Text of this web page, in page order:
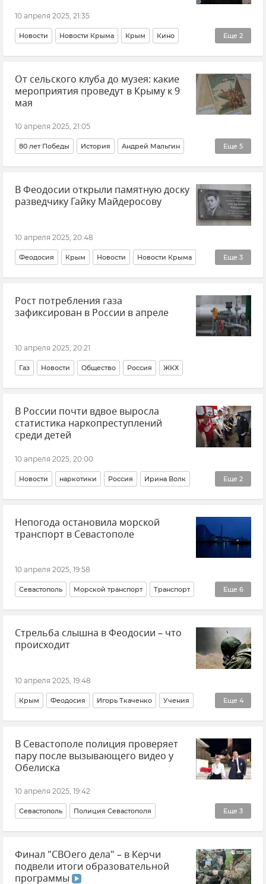
10 апреля 2025, 21:35
Еще 2
Новости Новости Крыма Крым Кино
Мнения Сергей Бурунов
От сельского клуба до музея: какие
мероприятия проведут в Крыму к 9
мая
10 апреля 2025, 21:05
Еще 5
80 лет Победы История Андрей Мальгин
Крым Крым в Великой Отечественной войне
Великая Отечественная война Новости Крыма
В Феодосии открыли памятную доску
разведчику Гайку Майдеросову
10 апреля 2025, 20:48
Еще 3
Феодосия Крым Новости Новости Крыма
История Великая Отечественная война
Крым в Великой Отечественной войне
Рост потребления газа
зафиксирован в России в апреле
10 апреля 2025, 20:21
Газ Новости Общество Россия ЖКХ
В России почти вдвое выросла
статистика наркопреступлений
среди детей
10 апреля 2025, 20:00
Еще 2
Новости наркотики Россия Ирина Волк
Общество
Непогода остановила морской
транспорт в Севастополе
10 апреля 2025, 19:58
Еще 6
Севастополь Морской транспорт Транспорт
Общественный транспорт Погода в Крыму
Крымская погода Новости Севастополя
Стрельба слышна в Феодосии – что
происходит
10 апреля 2025, 19:48
Еще 4
Крым Феодосия Игорь Ткаченко Учения
Армия и флот Стрельба
Безопасность Республики Крым и Севастополя
Новости Крыма
В Севастополе полиция проверяет
пару после вызывающего видео у
Обелиска
10 апреля 2025, 19:42
Еще 3
Севастополь Полиция Севастополя
Происшествия Общество Новости Севастополя
Финал "СВОего дела" – в Керчи
подвели итоги образовательной
программы